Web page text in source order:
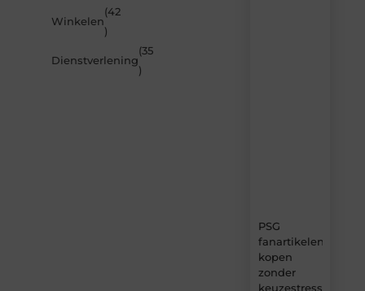
Winkelen
(42
)
Dienstverlening
(35
)
PSG
fanartikelen
kopen
zonder
keuzestress